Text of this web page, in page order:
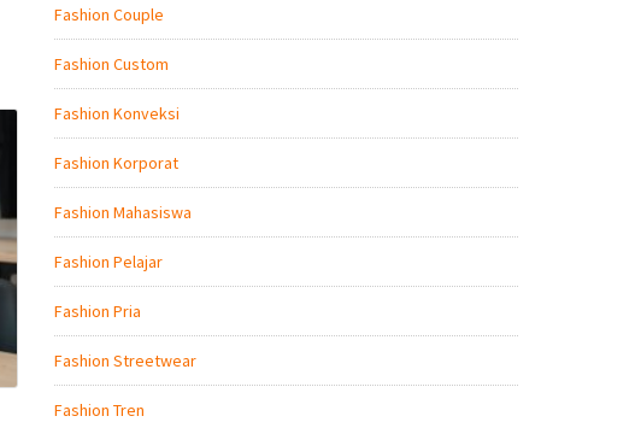
Fashion Couple
Fashion Custom
Fashion Konveksi
Fashion Korporat
Fashion Mahasiswa
Fashion Pelajar
Fashion Pria
Fashion Streetwear
Fashion Tren